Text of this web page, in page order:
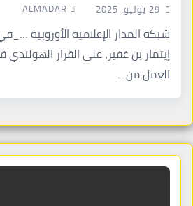
29 يوليو، 2025 ALMADAR
شبكة المدار الإعلامية الأوروبية
إيتمار بن غفير، على القرار الهولندي
العمل من…